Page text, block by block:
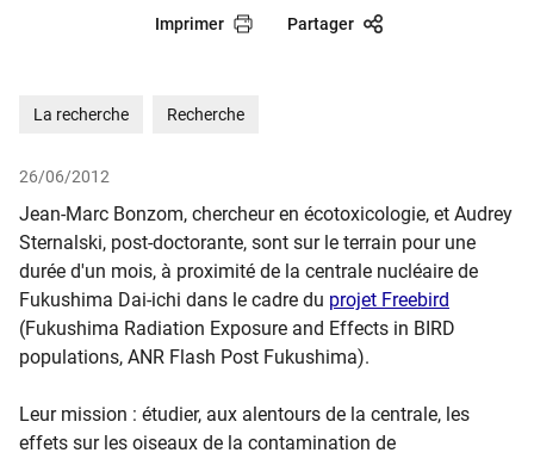
Imprimer Partager
La recherche Recherche
26/06/2012
Jean-Marc Bonzom, chercheur en écotoxicologie, et Audrey
Sternalski, post-doctorante, sont sur le terrain pour une
durée d'un mois, à proximité de la centrale nucléaire de
Fukushima Dai-ichi dans le cadre du projet Freebird
(Fukushima Radiation Exposure and Effects in BIRD
populations, ANR Flash Post Fukushima).
Leur mission : étudier, aux alentours de la centrale, les
effets sur les oiseaux de la contamination de